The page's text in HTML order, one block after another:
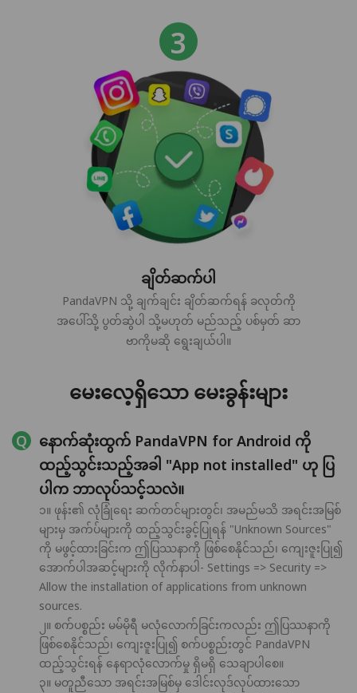
ချိတ်ဆက်ပါ
PandaVPN သို့ ချက်ချင်း ချိတ်ဆက်ရန် ခလုတ်ကို
အပေါ်သို့ ပွတ်ဆွဲပါ သို့မဟုတ် မည်သည့် ပစ်မှတ် ဆာ
ဗာကိုမဆို ရွေးချယ်ပါ။
မေးလေ့ရှိသော မေးခွန်းများ
နောက်ဆုံးထွက် PandaVPN for Android ကို
ထည့်သွင်းသည့်အခါ "App not installed" ဟု ပြ
ပါက ဘာလုပ်သင့်သလဲ။
၁။ ဖုန်း၏ လုံခြုံရေး ဆက်တင်များတွင်၊ အမည်မသိ အရင်းအမြစ်
များမှ အက်ပ်များကို ထည့်သွင်းခွင့်ပြုရန် "Unknown Sources"
ကို မဖွင့်ထားခြင်းက ဤပြဿနာကို ဖြစ်စေနိုင်သည်၊ ကျေးဇူးပြု၍
အောက်ပါအဆင့်များကို လိုက်နာပါ- Settings => Security =>
Allow the installation of applications from unknown
sources.
၂။ စက်ပစ္စည်း မမ်မိုရီ မလုံလောက်ခြင်းကလည်း ဤပြဿနာကို
ဖြစ်စေနိုင်သည်၊ ကျေးဇူးပြု၍ စက်ပစ္စည်းတွင် PandaVPN
ထည့်သွင်းရန် နေရာလုံလောက်မှု ရှိမရှိ သေချာပါစေ။
၃။ မတူညီသော အရင်းအမြစ်မှ ဒေါင်းလုဒ်လုပ်ထားသော